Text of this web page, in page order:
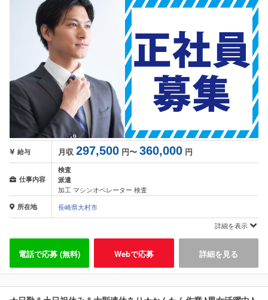
給与 月収 297,500 円〜 360,000 円
仕事内容
検査
派遣
加工 マシンオペレーター 検査
所在地
長崎県大村市
詳細を表示
電話で応募 (無料) Webで応募 詳細を見る